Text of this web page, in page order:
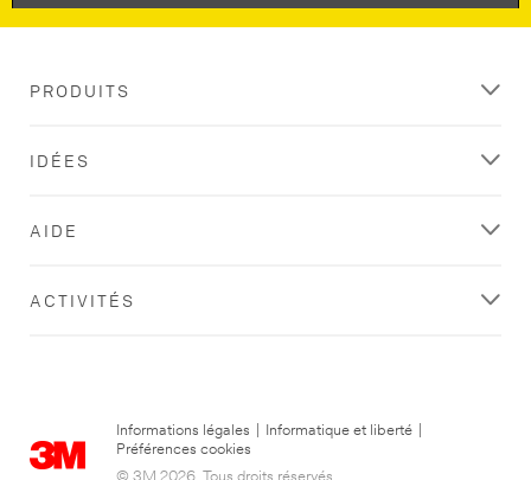
PRODUITS
IDÉES
AIDE
ACTIVITÉS
Informations légales Informatique et liberté
Préférences cookies